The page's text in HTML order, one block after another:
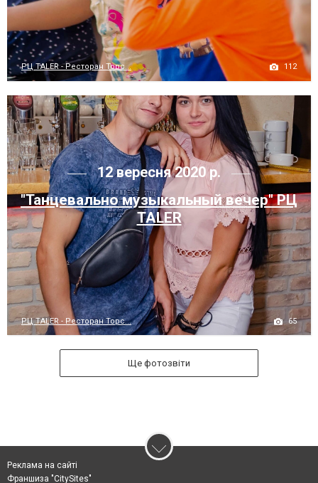
РЦ TALER - Ресторан Торс... 112
12 вересня 2020 р.
"Танцевально музыкальный вечер" РЦ
TALER
РЦ TALER - Ресторан Торс... 65
Ще фотозвіти
Реклама на сайті
Франшиза "CitySites"